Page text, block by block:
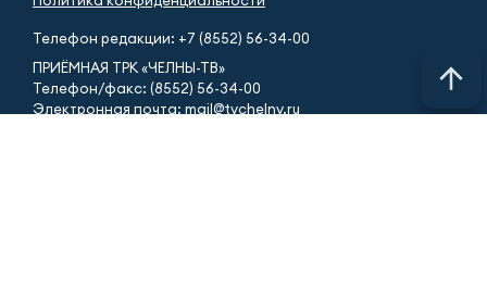
Телефон редакции: +7 (8552) 56-34-00
ПРИЁМНАЯ ТРК «ЧЕЛНЫ-ТВ»
Телефон/факс: (8552) 56-34-00
Электронная почта: mail@tvchelny.ru